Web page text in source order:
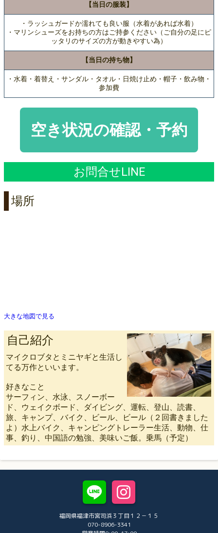
【当日の服装】
・ラッシュガードか濡れても良い服（水着があれば水着）
・マリンシューズをお持ちの方はご持参ください（ご自分の足にピ
ッタリのサイズの方が動きやすい為）
【当日の持ち物】
・水着・着替え・サンダル・タオル・日焼け止め・帽子・飲み物・
参加費
空き状況の確認・予約
お問合せLINE
場所
大きな地図で見る
自己紹介
マイクロブタとミニヤギと生活し
てる万作といいます。
好きなこと
サーフィン、水泳、スノーボー
ド、ウェイクボード、ダイビング、運転、登山、読書、
旅、キャンプ、バイク、ビール、ビール（２回書きました
よ）水上バイク、キャンピングトレーラー生活、動物、仕
事、釣り、中国語の勉強、美味いご飯。乗馬（予定）
福岡県福津市宮司浜３丁目１２－１５
070-8906-3341